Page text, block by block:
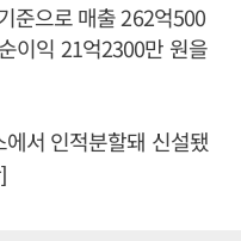
준으로 매출 262억500
이익 21억2300만 원을
서 인적분할돼 신설됐